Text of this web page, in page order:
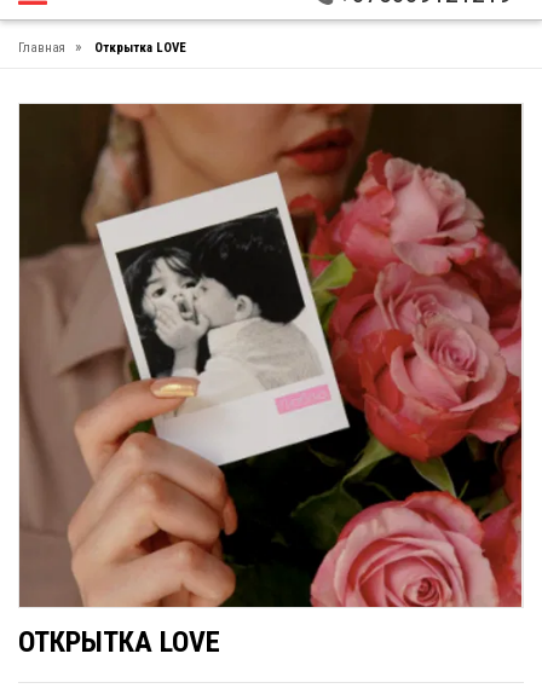
Главная » Открытка LOVE
ОТКРЫТКА LOVE